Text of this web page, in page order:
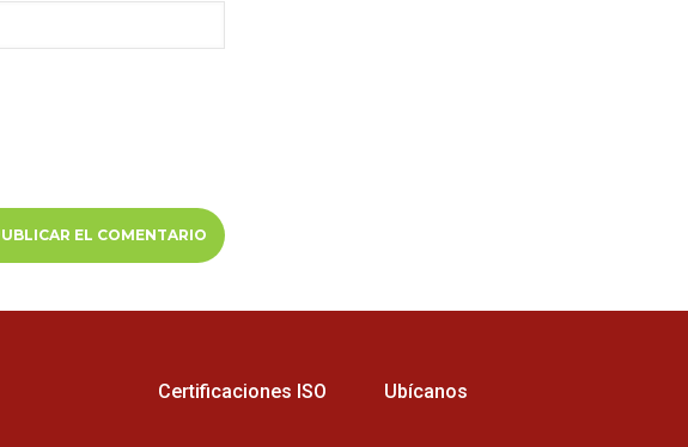
Certificaciones ISO Ubícanos